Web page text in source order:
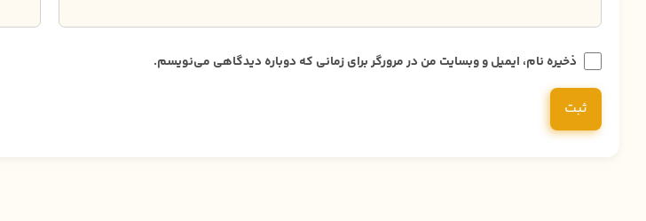
ذخیره نام، ایمیل و وبسایت من در مرورگر برای زمانی که دوباره دیدگاهی می‌نویسم.